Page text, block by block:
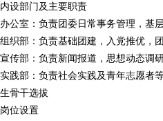
设部门及主要职责
办公室：负责团委日常事务管理，基
组织部：负责基础团建，入党推优，
宣传部：负责新闻报道，思想动态调
实践部：负责社会实践及青年志愿者等
骨干选拔
岗位设置